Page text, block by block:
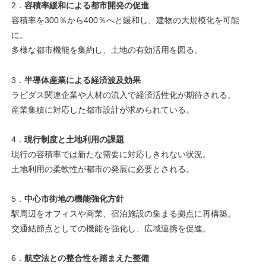
2． 容積率緩和による都市開発の促進
容積率を300％から400％へと緩和し、建物の大規模化を可能
に。
多様な都市機能を集約し、土地の有効活用を図る。
3． 半導体産業による経済波及効果
ラピダス関連企業や人材の流入で経済活性化が期待される。
産業集積に対応した都市設計が求められている。
4． 現行制度と土地利用の課題
現行の容積率では新たな需要に対応しきれない状況。
土地利用の柔軟性が都市の発展に必要とされる。
5． 中心市街地の機能強化方針
駅周辺をオフィスや商業、宿泊施設の集まる拠点に再構築。
交通結節点としての機能を強化し、広域連携を促進。
6． 航空法との整合性を踏まえた整備